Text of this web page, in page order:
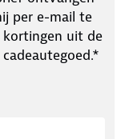
per e-mail te
kortingen uit de